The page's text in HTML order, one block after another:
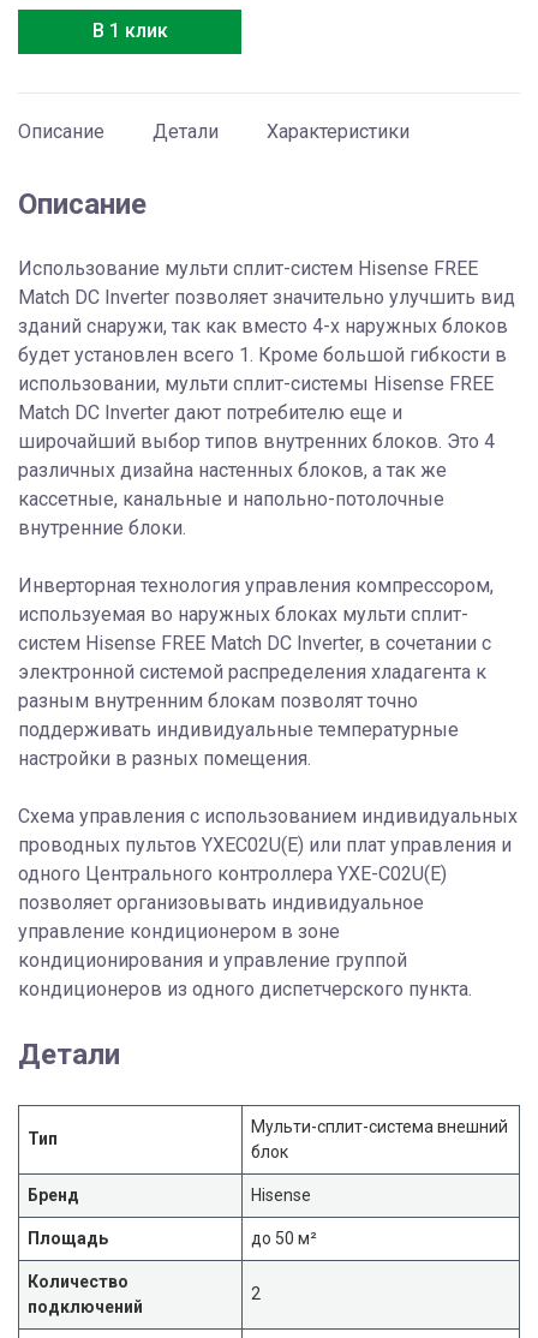
18U4SXE
В 1 клик
Описание Детали Характеристики
Описание
Использование мульти сплит-систем Hisense FREE
Match DC Inverter позволяет значительно улучшить вид
зданий снаружи, так как вместо 4-х наружных блоков
будет установлен всего 1. Кроме большой гибкости в
использовании, мульти сплит-системы Hisense FREE
Match DC Inverter дают потребителю еще и
широчайший выбор типов внутренних блоков. Это 4
различных дизайна настенных блоков, а так же
кассетные, канальные и напольно-потолочные
внутренние блоки.
Инверторная технология управления компрессором,
используемая во наружных блоках мульти сплит-
систем Hisense FREE Match DC Inverter, в сочетании с
электронной системой распределения хладагента к
разным внутренним блокам позволят точно
поддерживать индивидуальные температурные
настройки в разных помещения.
Схема управления с использованием индивидуальных
проводных пультов YXEC02U(E) или плат управления и
одного Центрального контроллера YXE-C02U(E)
позволяет организовывать индивидуальное
управление кондиционером в зоне
кондиционирования и управление группой
кондиционеров из одного диспетчерcкого пункта.
Детали
Тип
Мульти-сплит-система внешний
блок
Бренд Hisense
Площадь до 50 м²
Количество
подключений
2